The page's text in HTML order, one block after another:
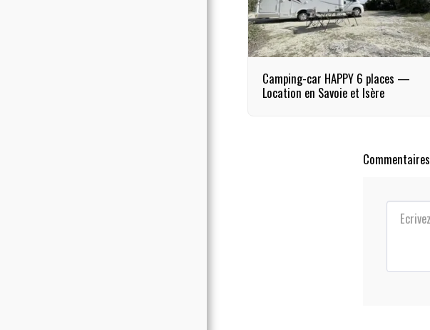
Camping-car HAPPY 6 places —
Location en Savoie et Isère
Commentaires